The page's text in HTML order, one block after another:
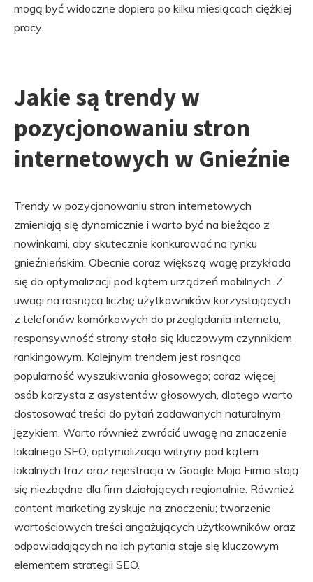
mogą być widoczne dopiero po kilku miesiącach ciężkiej
pracy.
Jakie są trendy w
pozycjonowaniu stron
internetowych w Gnieźnie
Trendy w pozycjonowaniu stron internetowych
zmieniają się dynamicznie i warto być na bieżąco z
nowinkami, aby skutecznie konkurować na rynku
gnieźnieńskim. Obecnie coraz większą wagę przykłada
się do optymalizacji pod kątem urządzeń mobilnych. Z
uwagi na rosnącą liczbę użytkowników korzystających
z telefonów komórkowych do przeglądania internetu,
responsywność strony stała się kluczowym czynnikiem
rankingowym. Kolejnym trendem jest rosnąca
popularność wyszukiwania głosowego; coraz więcej
osób korzysta z asystentów głosowych, dlatego warto
dostosować treści do pytań zadawanych naturalnym
językiem. Warto również zwrócić uwagę na znaczenie
lokalnego SEO; optymalizacja witryny pod kątem
lokalnych fraz oraz rejestracja w Google Moja Firma stają
się niezbędne dla firm działających regionalnie. Również
content marketing zyskuje na znaczeniu; tworzenie
wartościowych treści angażujących użytkowników oraz
odpowiadających na ich pytania staje się kluczowym
elementem strategii SEO.